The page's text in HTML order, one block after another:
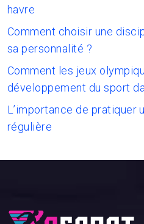
havre
Comment choisir une
sa personnalité ?
Comment les jeux
développement du sport
L’importance de pratiquer
régulière